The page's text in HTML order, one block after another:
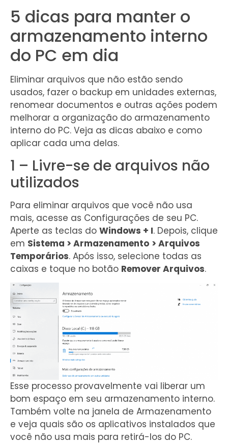
5 dicas para manter o
armazenamento interno
do PC em dia
Eliminar arquivos que não estão sendo
usados, fazer o backup em unidades externas,
renomear documentos e outras ações podem
melhorar a organização do armazenamento
interno do PC. Veja as dicas abaixo e como
aplicar cada uma delas.
1 – Livre-se de arquivos não
utilizados
Para eliminar arquivos que você não usa
mais, acesse as Configurações de seu PC.
Aperte as teclas do Windows + I. Depois, clique
em Sistema > Armazenamento > Arquivos
Temporários. Após isso, selecione todas as
caixas e toque no botão Remover Arquivos.
Esse processo provavelmente vai liberar um
bom espaço em seu armazenamento interno.
Também volte na janela de Armazenamento
e veja quais são os aplicativos instalados que
você não usa mais para retirá-los do PC.